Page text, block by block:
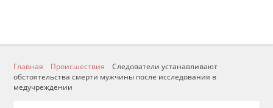
Главная Происшествия
Следователи устанавливают
обстоятельства смерти мужчины после исследования в
медучреждении